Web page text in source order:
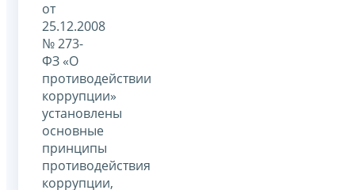
от
25.12.2008
№ 273-
ФЗ «О
противодействии
коррупции»
установлены
основные
принципы
противодействия
коррупции,